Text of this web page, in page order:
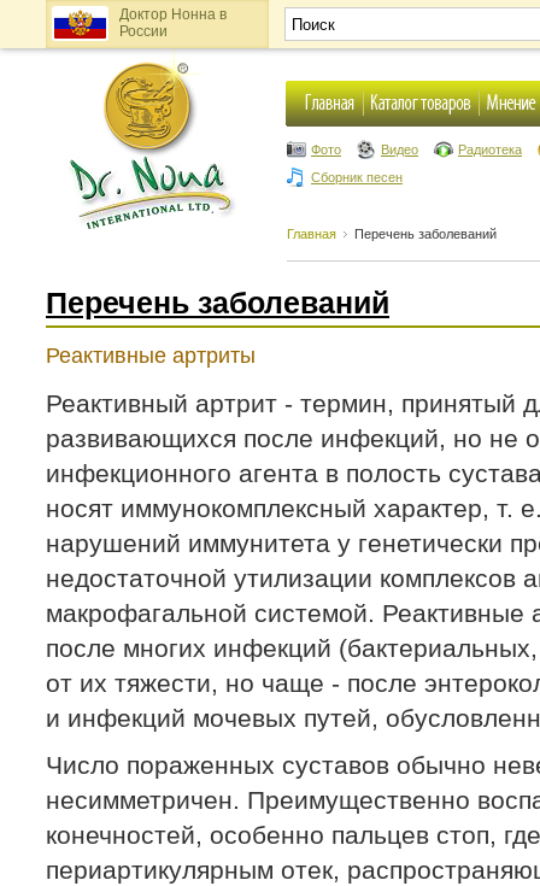
Доктор Нонна в
России
Фото Видео
Радиотека
Сборник песен
Главная Перечень заболеваний
Перечень заболеваний
Реактивные артриты
Реактивный артрит - термин, принятый
развивающихся после инфекций, но не
инфекционного агента в полость
носят иммунокомплексный характер, т.
нарушений иммунитета у генетически
недостаточной утилизации комплексов
макрофагальной системой. Реактивные
после многих инфекций
от их тяжести, но чаще - после
и инфекций мочевых путей,
Число пораженных суставов обычно
несимметричен. Преимущественно
конечностей, особенно пальцев стоп,
периартикулярным отек,